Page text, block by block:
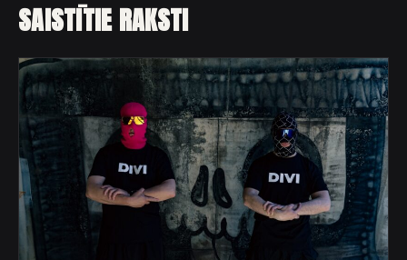
SAISTĪTIE RAKSTI